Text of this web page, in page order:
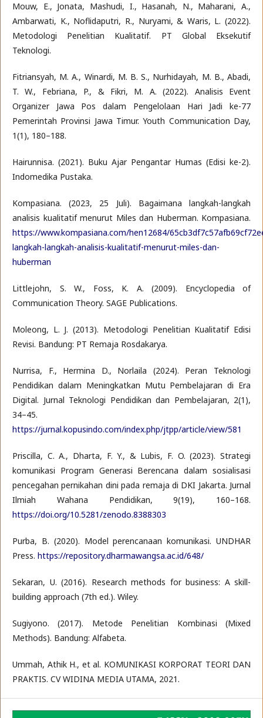
Mouw, E., Jonata, Mashudi, I., Hasanah, N., Maharani, A.,
Ambarwati, K., Noflidaputri, R., Nuryami, & Waris, L. (2022).
Metodologi Penelitian Kualitatif. PT Global Eksekutif
Teknologi.
Fitriansyah, M. A., Winardi, M. B. S., Nurhidayah, M. B., Abadi,
T. W., Febriana, P., & Fikri, M. A. (2022). Analisis Event
Organizer Jawa Pos dalam Pengelolaan Hari Jadi ke-77
Pemerintah Provinsi Jawa Timur. Youth Communication Day,
1(1), 180–188.
Hairunnisa. (2021). Buku Ajar Pengantar Humas (Edisi ke-2).
Indomedika Pustaka.
Kompasiana. (2023, 25 Juli). Bagaimana langkah-langkah
analisis kualitatif menurut Miles dan Huberman. Kompasiana.
https://www.kompasiana.com/hen12684/
langkah-langkah-analisis-kualitatif-menurut-miles-dan-
huberman
Littlejohn, S. W., Foss, K. A. (2009). Encyclopedia of
Communication Theory. SAGE Publications.
Moleong, L. J. (2013). Metodologi Penelitian Kualitatif Edisi
Revisi. Bandung: PT Remaja Rosdakarya.
Nurrisa, F., Hermina D., Norlaila (2024). Peran Teknologi
Pendidikan dalam Meningkatkan Mutu Pembelajaran di Era
Digital. Jurnal Teknologi Pendidikan dan Pembelajaran, 2(1),
34–45.
https://jurnal.kopusindo.com/index.php/jtpp/article/view/581
Priscilla, C. A., Dharta, F. Y., & Lubis, F. O. (2023). Strategi
komunikasi Program Generasi Berencana dalam sosialisasi
pencegahan pernikahan dini pada remaja di DKI Jakarta. Jurnal
Ilmiah Wahana Pendidikan, 9(19), 160–168.
https://doi.org/10.5281/zenodo.8388303
Purba, B. (2020). Model perencanaan komunikasi. UNDHAR
Press. https://repository.dharmawangsa.ac.id/648/
Sekaran, U. (2016). Research methods for business: A skill-
building approach (7th ed.). Wiley.
Sugiyono. (2017). Metode Penelitian Kombinasi (Mixed
Methods). Bandung: Alfabeta.
Ummah, Athik H., et al. KOMUNIKASI KORPORAT TEORI DAN
PRAKTIS. CV WIDINA MEDIA UTAMA, 2021.